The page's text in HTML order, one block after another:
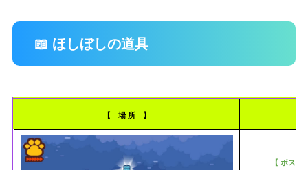
📖 ほしぼしの道具
【 場 所 】
【 ボス戦